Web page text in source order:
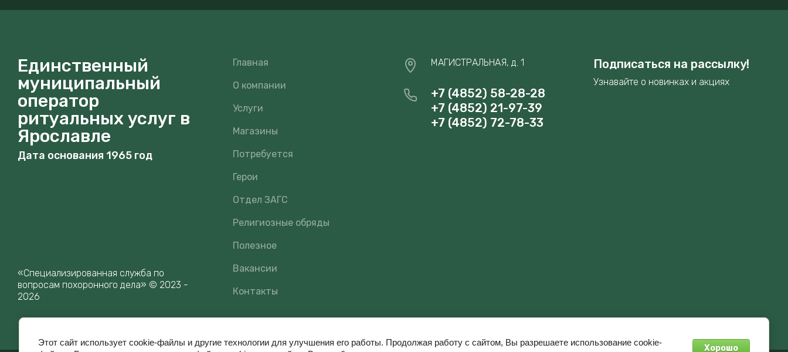
Единственный
муниципальный
оператор
ритуальных услуг в
Ярославле
Дата основания 1965 год
«Специализированная служба по
вопросам похоронного дела» © 2023 -
2026
Главная
О компании
Услуги
Магазины
Потребуется
Герои
Отдел ЗАГС
Религиозные обряды
Полезное
Вакансии
Контакты
МАГИСТРАЛЬНАЯ, д. 1
+7 (4852) 58-28-28
+7 (4852) 21-97-39
+7 (4852) 72-78-33
Подписаться на рассылку!
Узнавайте о новинках и акциях
Этот сайт использует cookie-файлы и другие технологии для улучшения его работы. Продолжая работу с сайтом, Вы разрешаете использование cookie-
Хорошо